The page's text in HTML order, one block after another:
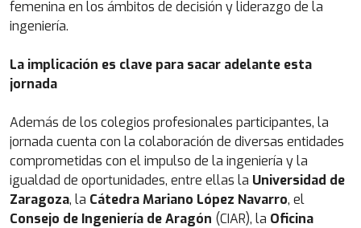
femenina en los ámbitos de decisión y liderazgo de la
ingeniería.
La implicación es clave para sacar adelante esta
jornada
Además de los colegios profesionales participantes, la
jornada cuenta con la colaboración de diversas entidades
comprometidas con el impulso de la ingeniería y la
igualdad de oportunidades, entre ellas la Universidad de
Zaragoza, la Cátedra Mariano López Navarro, el
Consejo de Ingeniería de Aragón (CIAR), la Oficina